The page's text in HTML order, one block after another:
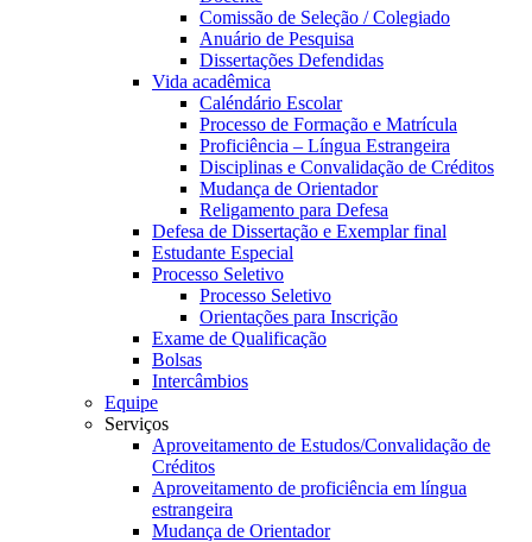
Comissão de Seleção / Colegiado
Anuário de Pesquisa
Dissertações Defendidas
Vida acadêmica
Caléndário Escolar
Processo de Formação e Matrícula
Proficiência – Língua Estrangeira
Disciplinas e Convalidação de Créditos
Mudança de Orientador
Religamento para Defesa
Defesa de Dissertação e Exemplar final
Estudante Especial
Processo Seletivo
Processo Seletivo
Orientações para Inscrição
Exame de Qualificação
Bolsas
Intercâmbios
Equipe
Serviços
Aproveitamento de Estudos/Convalidação de
Créditos
Aproveitamento de proficiência em língua
estrangeira
Mudança de Orientador